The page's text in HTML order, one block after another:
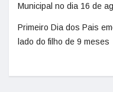
Municipal no dia 16 de
Primeiro Dia dos Pais
lado do filho de 9 meses